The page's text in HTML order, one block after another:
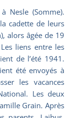
Nesle (Somme).
cadette de leurs
alors âgée de 19
liens entre les
de l’été 1941.
été envoyés à
les vacances
Les deux
Grain. Après